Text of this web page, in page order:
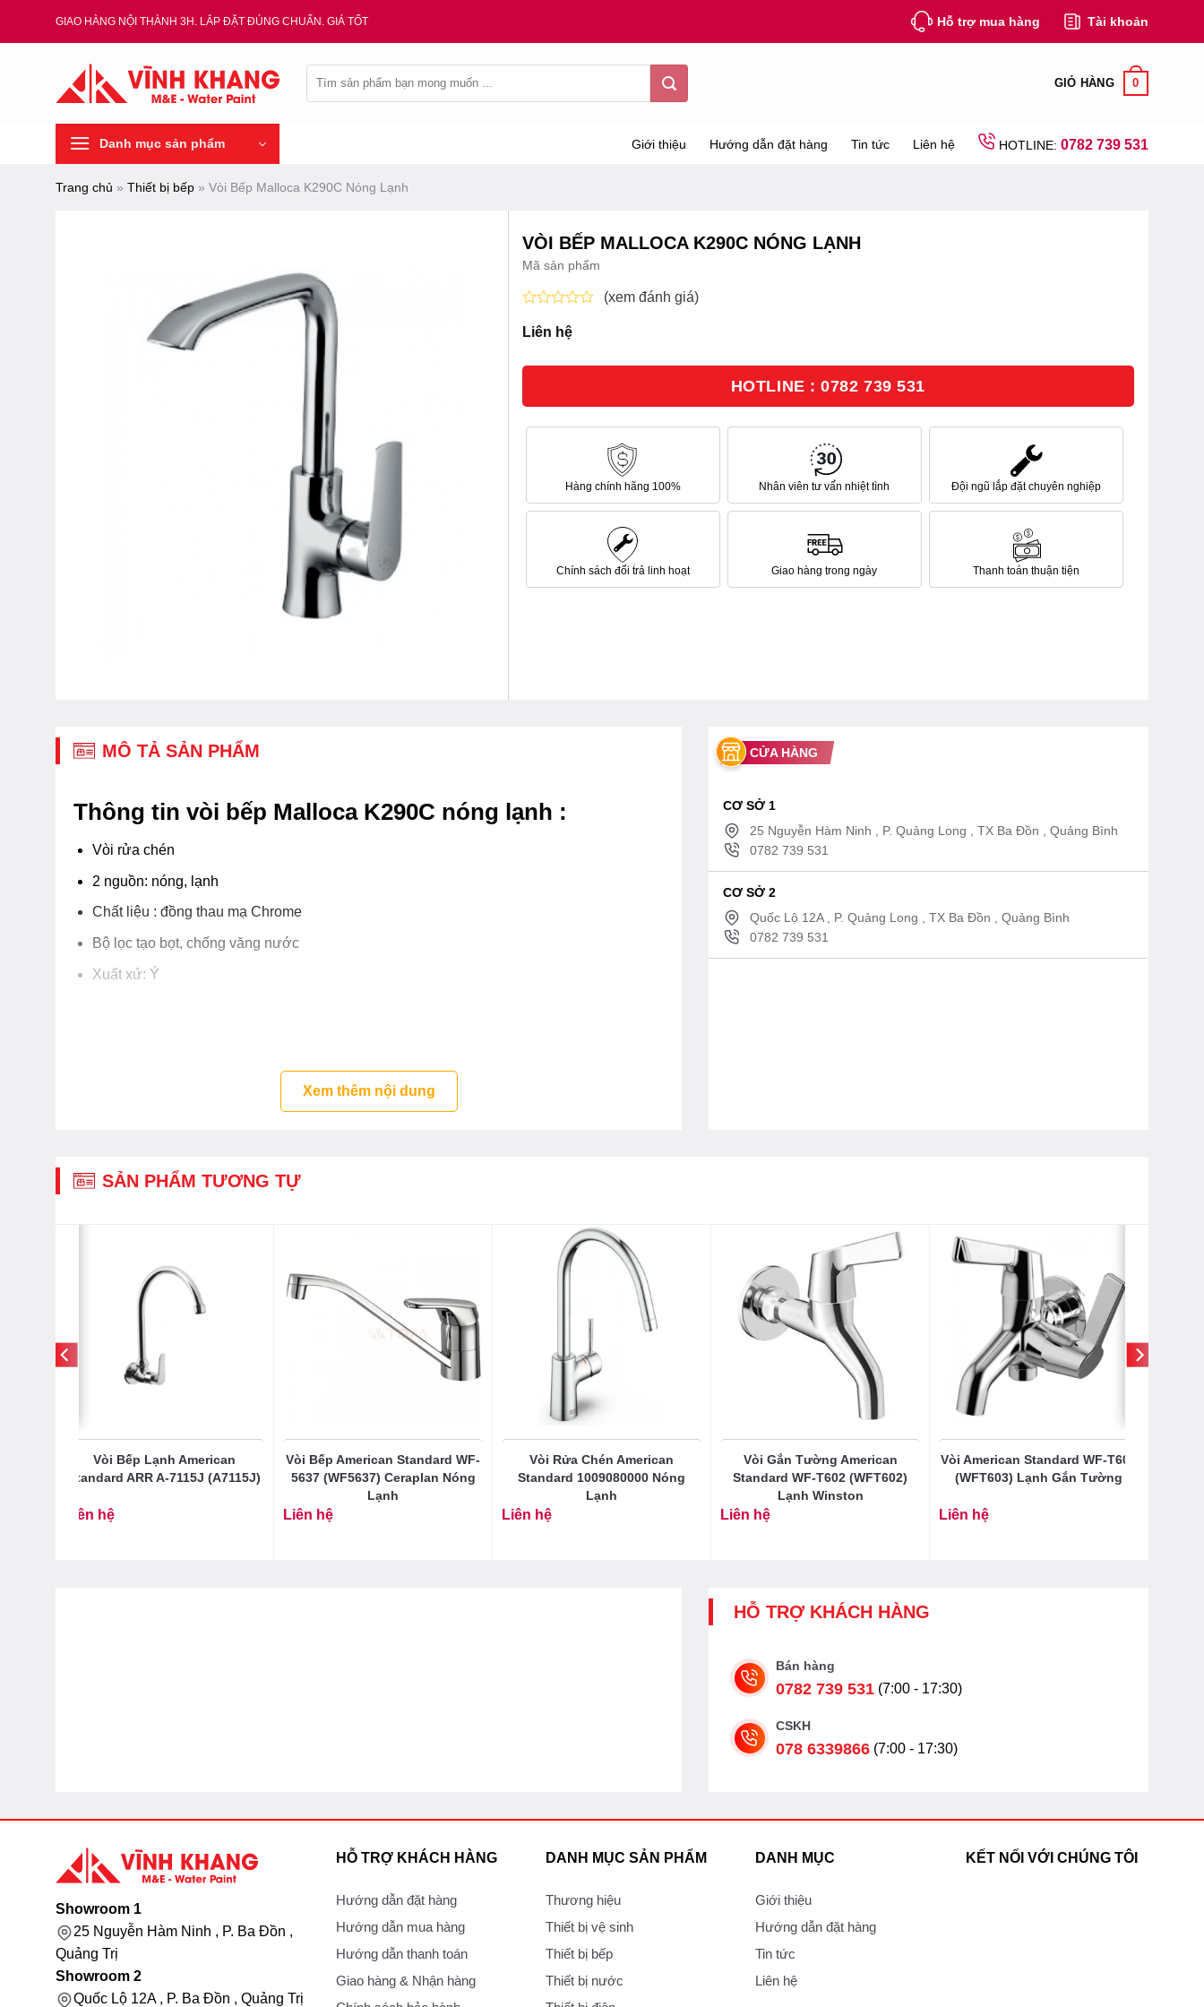
GIAO HÀNG NỘI THÀNH 3H. LẮP ĐẶT ĐÚNG CHUẨN. GIÁ TỐT Hỗ trợ mua hàng Tài khoản
kiếm:
GIỎ HÀNG 0
Danh mục sản phẩm Giới thiệu Hướng dẫn đặt hàng Tin tức Liên hệ HOTLINE: 0782 739 531
Trang chủ » Thiết bị bếp » Vòi Bếp Malloca K290C Nóng Lạnh
VÒI BẾP MALLOCA K290C NÓNG LẠNH
Mã sản phẩm
xếp
(xem đánh giá)
Liên hệ
HOTLINE : 0782 739 531
Hàng chính hãng 100% Nhân viên tư vấn nhiệt tình Đội ngũ lắp đặt chuyên nghiệp
Chính sách đổi trả linh hoạt Giao hàng trong ngày Thanh toán thuận tiện
MÔ TẢ SẢN PHẨM
Thông tin vòi bếp Malloca K290C nóng lạnh :
Vòi rửa chén
2 nguồn: nóng, lạnh
Chất liệu : đồng thau mạ Chrome
Bộ lọc tạo bọt, chống văng nước
Xuất xứ: Ý
Xem thêm nội dung
CỬA HÀNG
CƠ SỞ 1
25 Nguyễn Hàm Ninh , P. Quảng Long , TX Ba Đồn , Quảng Bình
0782 739 531
CƠ SỞ 2
Quốc Lộ 12A , P. Quảng Long , TX Ba Đồn , Quảng Bình
0782 739 531
SẢN PHẨM TƯƠNG TỰ
Vòi Bếp Lạnh American
Standard ARR A-7115J (A7115J)
Liên hệ
Vòi Bếp American Standard WF-
5637 (WF5637) Ceraplan Nóng
Lạnh
Liên hệ
Vòi Rửa Chén American
Standard 1009080000 Nóng
Lạnh
Liên hệ
Vòi Gắn Tường American
Standard WF-T602 (WFT602)
Lạnh Winston
Liên hệ
Vòi American Standard WF-T603
(WFT603) Lạnh Gắn Tường
Liên hệ
HỖ TRỢ KHÁCH HÀNG
Bán hàng
0782 739 531 (7:00 - 17:30)
CSKH
078 6339866 (7:00 - 17:30)
Showroom 1
25 Nguyễn Hàm Ninh , P. Ba Đồn ,
Quảng Trị
Showroom 2
Quốc Lộ 12A , P. Ba Đồn , Quảng Trị
HỖ TRỢ KHÁCH HÀNG
Hướng dẫn đặt hàng
Hướng dẫn mua hàng
Hướng dẫn thanh toán
Giao hàng & Nhận hàng
DANH MỤC SẢN PHẨM
Thương hiệu
Thiết bị vệ sinh
Thiết bị bếp
Thiết bị nước
DANH MỤC
Giới thiệu
Hướng dẫn đặt hàng
Tin tức
Liên hệ
KẾT NỐI VỚI CHÚNG TÔI